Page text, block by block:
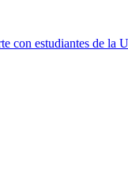
con estudiantes de la